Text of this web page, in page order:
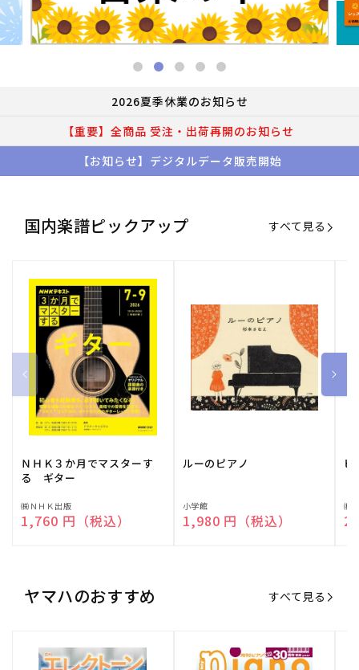
2026夏季休業のお知らせ
【重要】全商品 受注・出荷再開のお知らせ
【お知らせ】デジタルデータ販売開始
国内楽譜ピックアップ すべて見る
ＮＨＫ３か月でマスターす
る ギター
販
売
㈱ＮＨＫ出版
通常価格
1,760 円（税込）
ルーのピアノ
販
売
小学館
通常価格
1,980 円（税込）
ピ
販
売
㈱
ヤマハのおすすめ すべて見る